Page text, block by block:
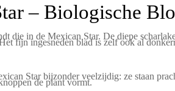
– Biologische
die in de Mexican Star. De diepe
fijn ingesneden blad is zelf ook al
Star bijzonder veelzijdig: ze staan
de plant vormt.